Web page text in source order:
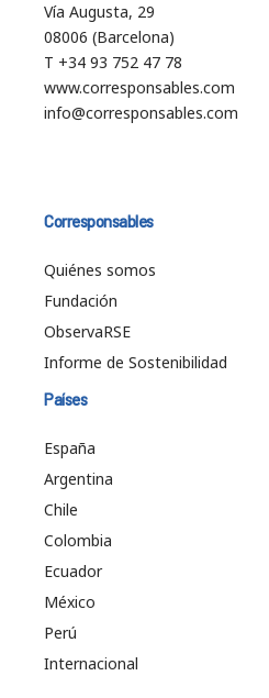
Vía Augusta, 29
08006 (Barcelona)
T +34 93 752 47 78
www.corresponsables.com
info@corresponsables.com
Corresponsables
Quiénes somos
Fundación
ObservaRSE
Informe de Sostenibilidad
Países
España
Argentina
Chile
Colombia
Ecuador
México
Perú
Internacional